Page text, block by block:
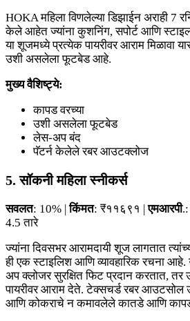
HOKA महिला विणलेल्या डिझाईन अराही 7
केले आहेत ज्यांना कुशनिंग, सपोर्ट आणि
या शूजमध्ये प्रत्येक पायरीवर आराम मिळावा
उशी असलेला फूटबेड आहे.
मुख्य वैशिष्ट्ये:
कापड वरच्या
उशी असलेला फूटबेड
लेस-अप बंद
पॅटर्न केलेले रबर आउटक्लोज
5. सॉकनी महिला स्नीकर्स
सवलत: 10% |किंमत: ₹११६९१ |एमआरपी
4.5 तारे
ज्यांना दिवसभर आरामदायी शूज लागतात
ही एक स्टाइलिश आणि व्यावहारिक रचना
अप क्लोजर सुरक्षित फिट प्रदान करतात,
पायरीवर आराम देते. टेक्सचर्ड रबर
आणि कोकराचे न कमावलेले कातडे आणि